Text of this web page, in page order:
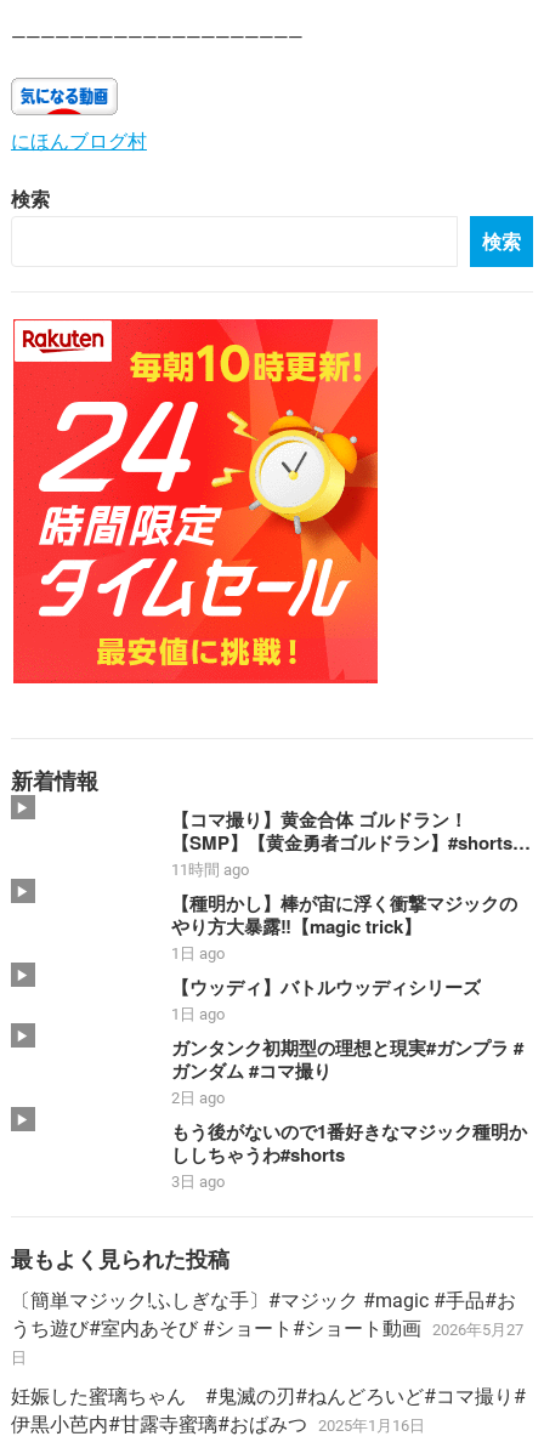
————————————————————
にほんブログ村
検索
検索
新着情報
【コマ撮り】黄金合体 ゴルドラン！
【SMP】【黄金勇者ゴルドラン】#shorts #
ゴルドラン #smp #stopmotion #黄金合体
＃勇者 #bandai
11時間 ago
【種明かし】棒が宙に浮く衝撃マジックの
やり方大暴露‼️【magic trick】
1日 ago
【ウッディ】バトルウッディシリーズ
1日 ago
ガンタンク初期型の理想と現実#ガンプラ #
ガンダム #コマ撮り
2日 ago
もう後がないので1番好きなマジック種明か
ししちゃうわ#shorts
3日 ago
最もよく見られた投稿
〔簡単マジック!ふしぎな手〕#マジック #magic #手品#お
うち遊び#室内あそび #ショート#ショート動画
2026年5月27
日
妊娠した蜜璃ちゃん #鬼滅の刃#ねんどろいど#コマ撮り#
伊黒小芭内#甘露寺蜜璃#おばみつ
2025年1月16日